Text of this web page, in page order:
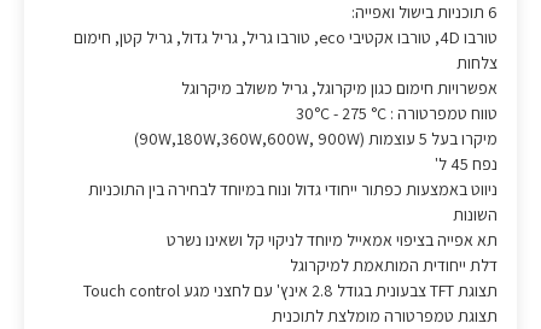
6 תוכניות בישול ואפייה:
טורבו 4D, טורבו אקטיבי eco, טורבו גריל, גריל גדול, גריל קטן, חימום
צלחות
אפשרויות חימום כגון מיקרוגל, גריל משולב מיקרוגל
טווח טמפרטורה : 30°C - 275 °C
מיקרו בעל 5 עוצמות (90W,180W,360W,600W, 900W)
נפח 45 ל'
ניווט באמצעות כפתור ייחודי גדול ונוח במיוחד לבחירה בין התוכניות
השונות
תא אפייה בציפוי אמאייל מיוחד לניקוי קל ושאינו נשרט
דלת ייחודית המותאמת למיקרוגל
תצוגת TFT צבעונית בגודל 2.8 אינץ' עם לחצני מגע Touch control
תצוגת טמפרטורה מומלצת לתוכנית